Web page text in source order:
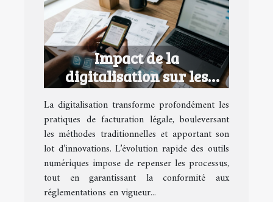
Impact de la
digitalisation sur les
pratiques de facturation
légale
La digitalisation transforme profondément les
pratiques de facturation légale, bouleversant
les méthodes traditionnelles et apportant son
lot d’innovations. L’évolution rapide des outils
numériques impose de repenser les processus,
tout en garantissant la conformité aux
réglementations en vigueur...